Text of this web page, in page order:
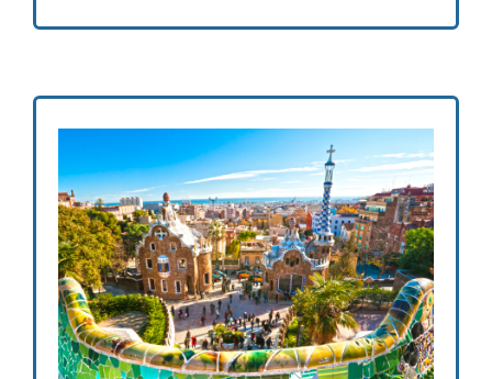
Séjour à Barcelone 5è, séjour à Oxford en 4è,
échange avec l’Espagne (Andalousie) /
l’Angleterre (Wimbledon) en 3
è